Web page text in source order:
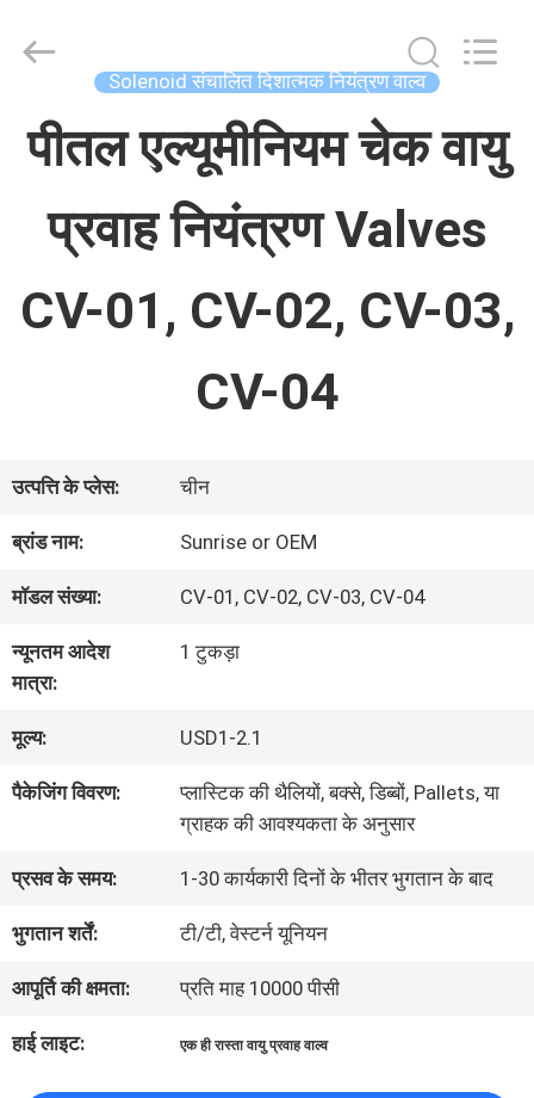
घर
उत्पादों
हमारे
कारखाना
भ्रमण
गुणवत्ता
नियंत्रण
संपर्क
समाचार
एक
Online
Market.
Reserved.
Solenoid संचालित दिशात्मक नियंत्रण वाल्व
पीतल एल्यूमीनियम चेक वायु
प्रवाह नियंत्रण Valves
CV-01, CV-02, CV-03,
CV-04
उत्पत्ति के प्लेस: चीन
ब्रांड नाम: Sunrise or OEM
मॉडल संख्या: CV-01, CV-02, CV-03, CV-04
न्यूनतम आदेश
मात्रा:
1 टुकड़ा
मूल्य: USD1-2.1
पैकेजिंग विवरण:
प्लास्टिक की थैलियों, बक्से, डिब्बों, Pallets, या
ग्राहक की आवश्यकता के अनुसार
प्रसव के समय: 1-30 कार्यकारी दिनों के भीतर भुगतान के बाद
भुगतान शर्तें: टी/टी, वेस्टर्न यूनियन
आपूर्ति की क्षमता: प्रति माह 10000 पीसी
हाई लाइट: एक ही रास्ता वायु प्रवाह वाल्व